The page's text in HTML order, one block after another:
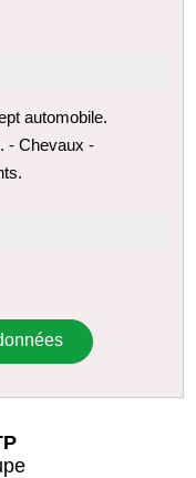
automobile.
- Chevaux -